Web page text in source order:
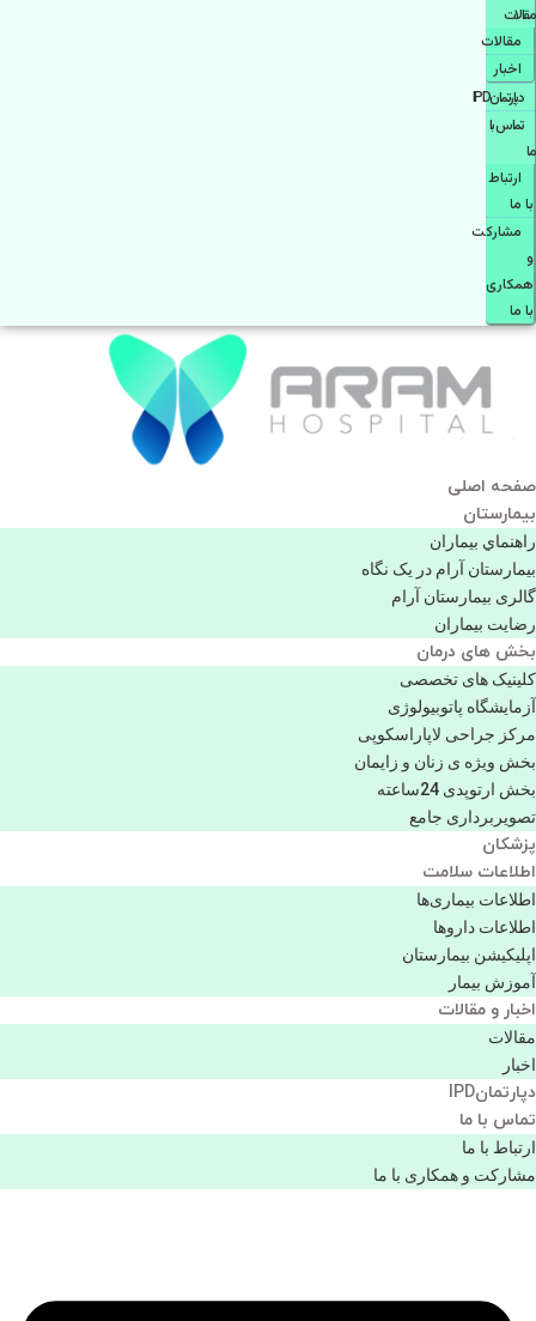
مقالات
مقالات
اخبار
دپارتمانIPD
تماس با
ما
ارتباط
با ما
مشاركت
و
همكاری
با ما
صفحه اصلی
بيمارستان
راهنماي بیماران
بیمارستان آرام در یک نگاه
گالری بیمارستان آرام
رضایت بیماران
بخش های درمان
کلینیک های تخصصی
آزمایشگاه پاتوبیولوژی
مرکز جراحی لاپاراسکوپی
بخش ویژه ی زنان و زایمان
بخش ارتوپدی 24ساعته
تصویربرداری جامع
پزشكان
اطلاعات سلامت
اطلاعات بیماری‌ها
اطلاعات دارو‌ها
اپليكيشن بيمارستان
آموزش بیمار
اخبار و مقالات
مقالات
اخبار
دپارتمانIPD
تماس با ما
ارتباط با ما
مشاركت و همكاری با ما